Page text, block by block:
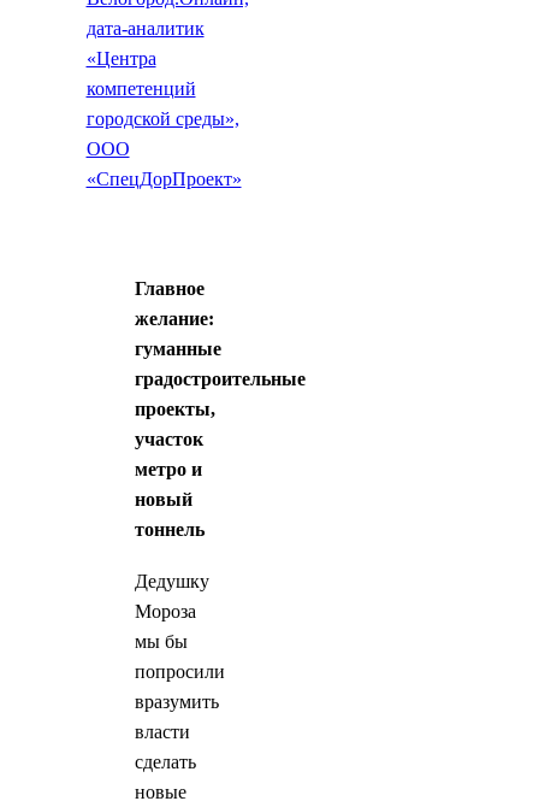
дата-аналитик
«Центра
компетенций
городской среды»,
ООО
«СпецДорПроект»
Главное
желание:
гуманные
градостроительные
проекты,
участок
метро и
новый
тоннель
Дедушку
Мороза
мы бы
попросили
вразумить
власти
сделать
новые